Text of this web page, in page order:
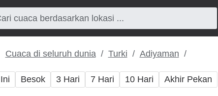
Cuaca di seluruh dunia Turki Adiyaman
Besok 3 Hari 7 Hari 10 Hari Akhir Pekan